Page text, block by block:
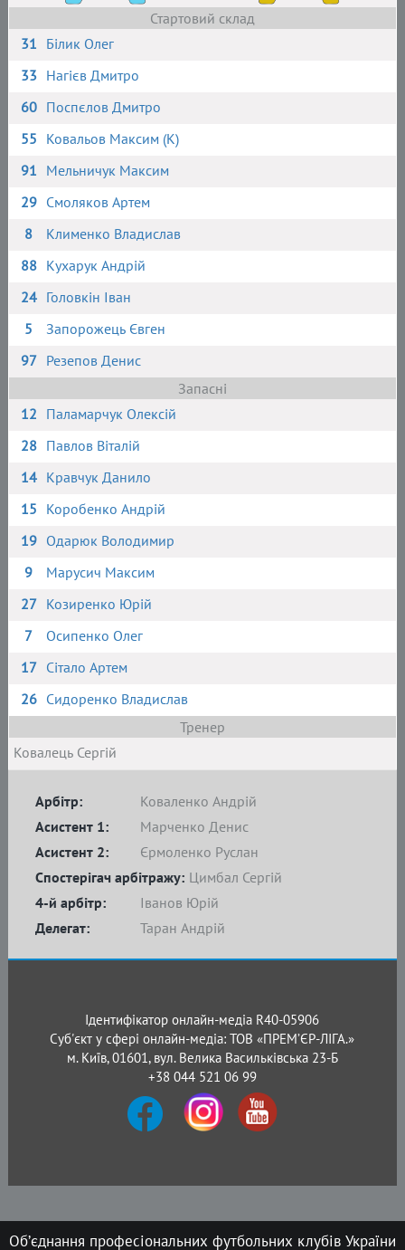
Стартовий склад
31 Білик Олег
33 Нагієв Дмитро
60 Поспєлов Дмитро
55 Ковальов Максим (К)
91 Мельничук Максим
29 Смоляков Артем
8
Клименко Владислав
88 Кухарук Андрій
24 Головкін Іван
5
Запорожець Євген
97 Резепов Денис
Запасні
12 Паламарчук Олексій
28 Павлов Віталій
14 Кравчук Данило
15 Коробенко Андрій
19 Одарюк Володимир
9
Марусич Максим
27 Козиренко Юрій
7
Осипенко Олег
17 Сітало Артем
26 Сидоренко Владислав
Тренер
Ковалець Сергій
Арбітр:
Коваленко Андрій
Асистент 1:
Марченко Денис
Асистент 2:
Єрмоленко Руслан
4-й арбітр:
Іванов Юрій
Делегат:
Таран Андрій
Спостерігач арбітражу: Цимбал Сергій
Ідентифікатор онлайн-медіа R40-05906
Суб'єкт у сфері онлайн-медіа: ТОВ «ПРЕМ’ЄР-ЛІГА.»
м. Київ, 01601, вул. Велика Васильківська 23-Б
+38 044 521 06 99
Об’єднання професіональних футбольних клубів України